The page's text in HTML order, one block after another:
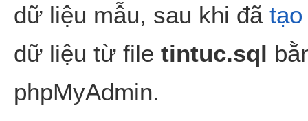
dữ liệu mẫu, sau khi đã
dữ liệu từ file tintuc.sql
phpMyAdmin.